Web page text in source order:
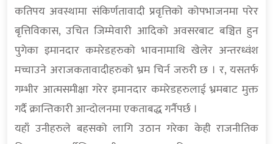
कतिपय अवस्थामा संकिर्णतावादी प्रवृत्तिको कोपभाजनमा परेर
बृत्तिविकास, उचित जिम्मेवारी आदिको अवसरबाट बञ्चित हुन
पुगेका इमानदार कमरेडहरुको भावनामाथि खेलेर अन्तरध्वंश
मच्चाउने अराजकतावादीहरुको भ्रम चिर्न जरुरी छ । र, यसतर्फ
गम्भीर आत्मसमीक्षा गरेर इमानदार कमरेडहरुलाई भ्रमबाट मुक्त
गर्दै क्रान्तिकारी आन्दोलनमा एकताबद्ध गर्नैपर्छ ।
यहाँ उनीहरुले बहसको लागि उठान गरेका केही राजनीतिक